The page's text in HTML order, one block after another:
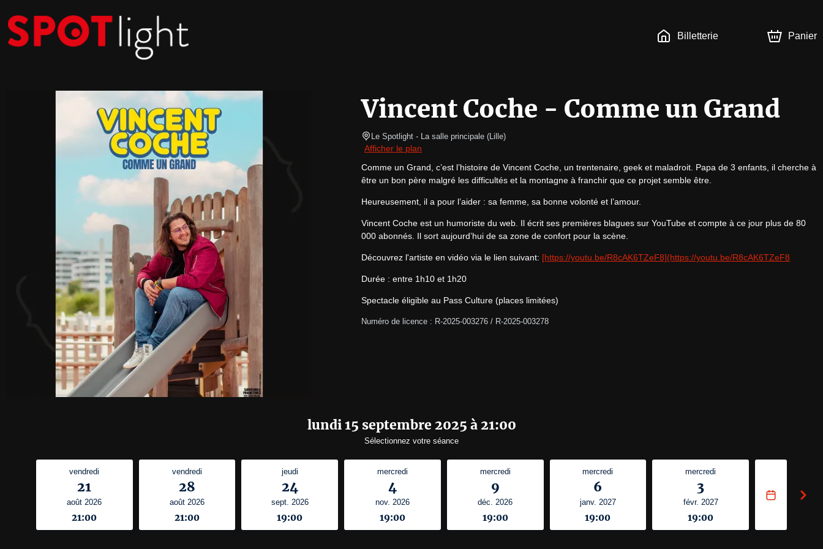
Billetterie Panier
Vincent Coche - Comme un Grand
Le Spotlight - La salle principale (Lille)
Afficher le plan
Comme un Grand, c’est l’histoire de Vincent Coche, un trentenaire, geek et maladroit. Papa de 3 enfants, il cherche à
être un bon père malgré les difficultés et la montagne à franchir que ce projet semble être.
Heureusement, il a pour l’aider : sa femme, sa bonne volonté et l’amour.
Vincent Coche est un humoriste du web. Il écrit ses premières blagues sur YouTube et compte à ce jour plus de 80
000 abonnés. Il sort aujourd’hui de sa zone de confort pour la scène.
Découvrez l'artiste en vidéo via le lien suivant: [https://youtu.be/R8cAK6TZeF8](https://youtu.be/R8cAK6TZeF8
Durée : entre 1h10 et 1h20
Spectacle éligible au Pass Culture (places limitées)
Numéro de licence : R-2025-003276 / R-2025-003278
lundi 15 septembre 2025 à 21:00
Sélectionnez votre séance
vendredi
21
août 2026
21:00
vendredi
28
août 2026
21:00
jeudi
24
sept. 2026
19:00
mercredi
4
nov. 2026
19:00
mercredi
9
déc. 2026
19:00
mercredi
6
janv. 2027
19:00
mercredi
3
févr. 2027
19:00